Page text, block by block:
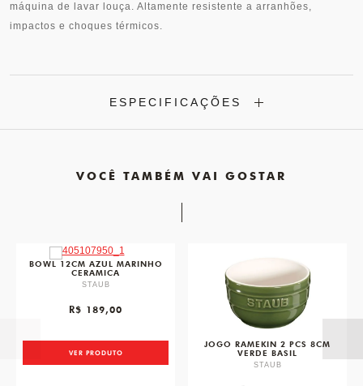
máquina de lavar louça. Altamente resistente a arranhões,
impactos e choques térmicos.
ESPECIFICAÇÕES
VOCÊ TAMBÉM VAI GOSTAR
BOWL 12CM AZUL MARINHO
CERAMICA
STAUB
R$ 189,00
VER PRODUTO
JOGO RAMEKIN 2 PCS 8CM
VERDE BASIL
STAUB